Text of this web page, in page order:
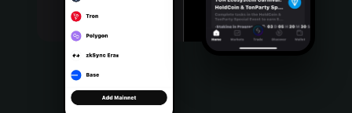
Português (Brasil)
Español (Argentina)